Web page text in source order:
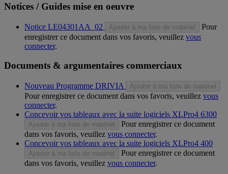
Notices / Guides mise en oeuvre
Notice LE04301AA_02 Ajouter à ma liste de matériel
Pour
enregistrer ce document dans vos favoris, veuillez vous
connecter.
Documents & argumentaires commerciaux
Nouveau Programme DRIVIA Ajouter à ma liste de matériel
Pour enregistrer ce document dans vos favoris, veuillez vous
connecter.
Concevoir vos tableaux avec la suite logiciels XLPro4 6300
Ajouter à ma liste de matériel
Pour enregistrer ce document
dans vos favoris, veuillez vous connecter.
Concevoir vos tableaux avec la suite logiciels XLPro4 400
Ajouter à ma liste de matériel
Pour enregistrer ce document
dans vos favoris, veuillez vous connecter.